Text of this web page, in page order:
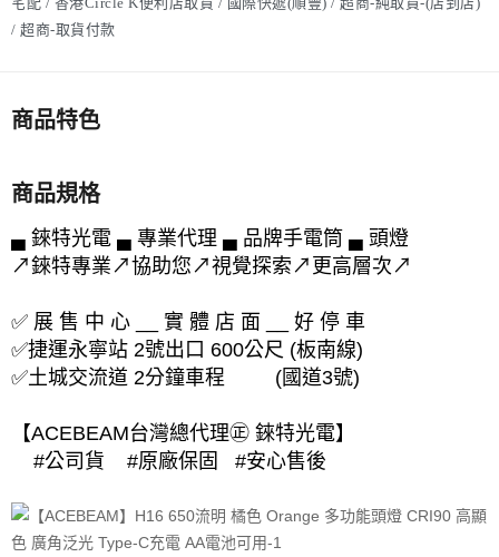
/ 超商-取貨付款
商品特色
商品規格
▄ 錸特光電 ▄ 專業代理 ▄ 品牌手電筒 ▄ 頭燈
↗錸特專業↗協助您↗視覺探索↗更高層次↗
✅ 展 售 中 心 __ 實 體 店 面 __ 好 停 車
✅捷運永寧站 2號出口 600公尺 (板南線)
✅土城交流道 2分鐘車程 (國道3號)
【ACEBEAM台灣總代理㊣ 錸特光電】
#公司貨 #原廠保固 #安心售後